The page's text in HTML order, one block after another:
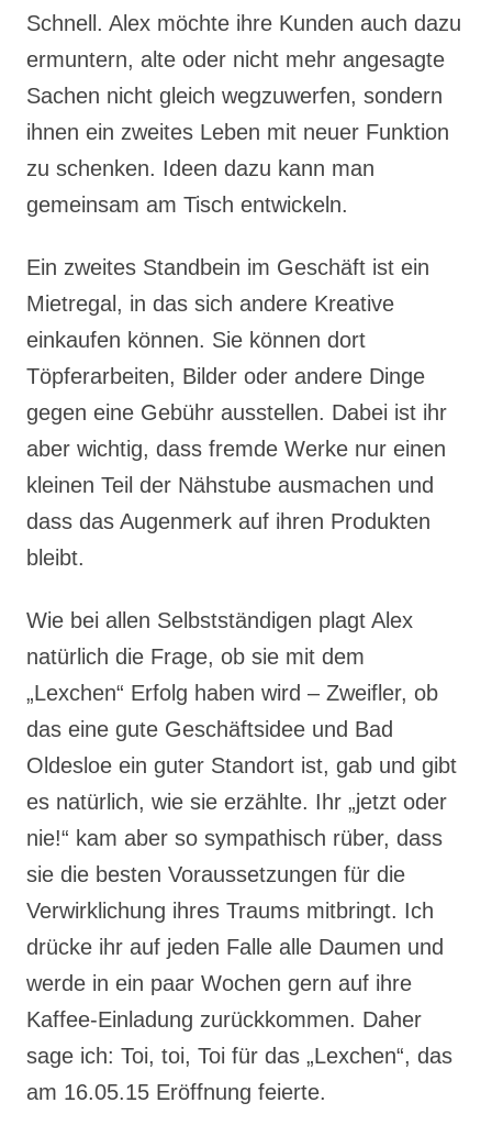
Schnell. Alex möchte ihre Kunden auch dazu
ermuntern, alte oder nicht mehr angesagte
Sachen nicht gleich wegzuwerfen, sondern
ihnen ein zweites Leben mit neuer Funktion
zu schenken. Ideen dazu kann man
gemeinsam am Tisch entwickeln.
Ein zweites Standbein im Geschäft ist ein
Mietregal, in das sich andere Kreative
einkaufen können. Sie können dort
Töpferarbeiten, Bilder oder andere Dinge
gegen eine Gebühr ausstellen. Dabei ist ihr
aber wichtig, dass fremde Werke nur einen
kleinen Teil der Nähstube ausmachen und
dass das Augenmerk auf ihren Produkten
bleibt.
Wie bei allen Selbstständigen plagt Alex
natürlich die Frage, ob sie mit dem
„Lexchen“ Erfolg haben wird – Zweifler, ob
das eine gute Geschäftsidee und Bad
Oldesloe ein guter Standort ist, gab und gibt
es natürlich, wie sie erzählte. Ihr „jetzt oder
nie!“ kam aber so sympathisch rüber, dass
sie die besten Voraussetzungen für die
Verwirklichung ihres Traums mitbringt. Ich
drücke ihr auf jeden Falle alle Daumen und
werde in ein paar Wochen gern auf ihre
Kaffee-Einladung zurückkommen. Daher
sage ich: Toi, toi, Toi für das „Lexchen“, das
am 16.05.15 Eröffnung feierte.